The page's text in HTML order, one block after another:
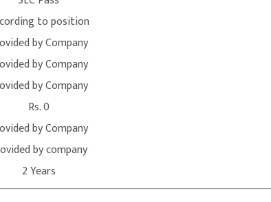
to position
by Company
by Company
by Company
Rs. 0
by Company
by company
2 Years